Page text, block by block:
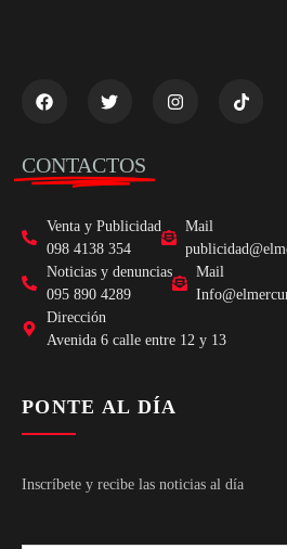
CONTACTOS
Venta y Publicidad
098 4138 354
Mail
Noticias y denuncias
095 890 4289
Mail
Dirección
Avenida 6 calle entre 12 y 13
PONTE AL DÍA
Inscríbete y recibe las noticias al día